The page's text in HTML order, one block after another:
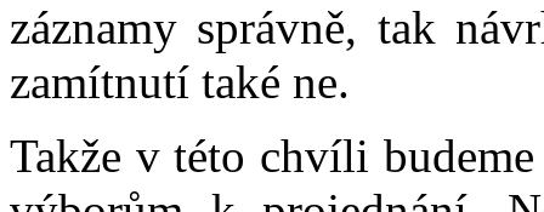
záznamy správně, tak
zamítnutí také ne.
Takže v této chvíli